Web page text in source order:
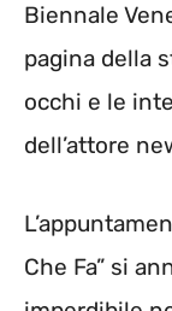
Biennale
pagina della
occhi e le
dell’attore
Che Fa” si